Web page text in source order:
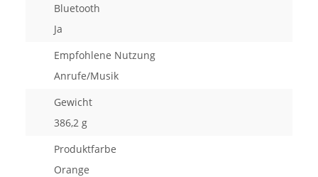
Bluetooth
Ja
Empfohlene Nutzung
Anrufe/Musik
Gewicht
386,2 g
Produktfarbe
Orange